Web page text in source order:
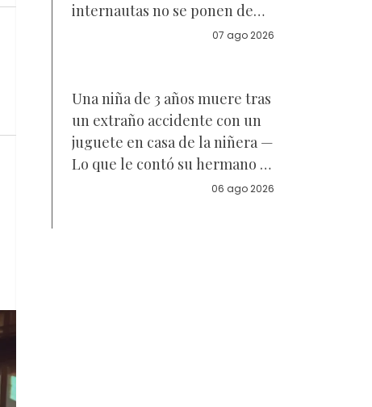
internautas no se ponen de
acuerdo sobre a quién se07 ago 2026
Una niña de 3 años muere tras
un extraño accidente con un
juguete en casa de la niñera —
Lo que le contó su hermano a
06 ago 2026